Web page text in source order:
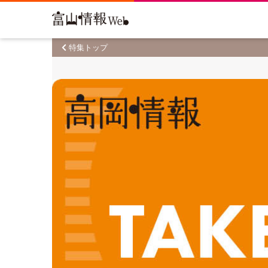
特集トップ